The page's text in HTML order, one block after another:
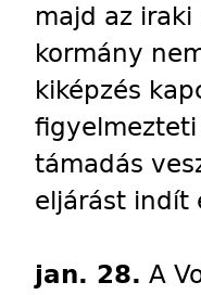
majd az
kormány
kiképzés
támadás
eljárást indít
jan. 28. A